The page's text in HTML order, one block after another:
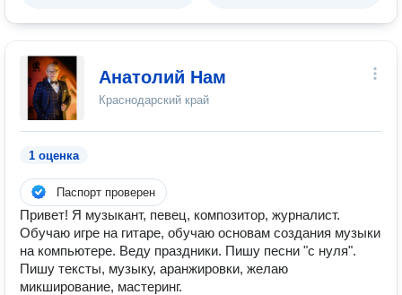
Анатолий Нам
Краснодарский край
1 оценка
Паспорт проверен
Привет! Я музыкант, певец, композитор, журналист.
Обучаю игре на гитаре, обучаю основам создания музыки
на компьютере. Веду праздники. Пишу песни "с нуля".
Пишу тексты, музыку, аранжировки, желаю
микширование, мастеринг.